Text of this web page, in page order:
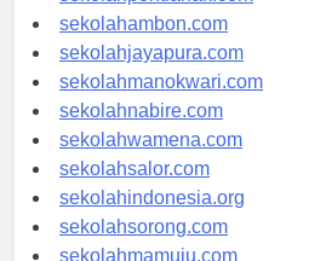
sekolahpontianak.com
sekolahambon.com
sekolahjayapura.com
sekolahmanokwari.com
sekolahnabire.com
sekolahwamena.com
sekolahsalor.com
sekolahindonesia.org
sekolahsorong.com